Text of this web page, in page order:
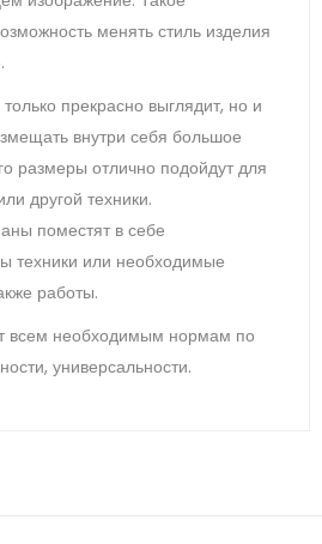
менять стиль изделия
прекрасно выглядит, но и
внутри себя большое
размеры отлично подойдут для
другой техники.
поместят в себе
техники или необходимые
работы.
всем необходимым нормам по
универсальности.